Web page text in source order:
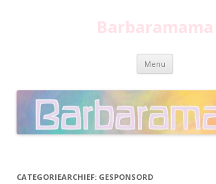
Barbaramama
Menu Spring
inhoud
CATEGORIEARCHIEF: GESPONSORD